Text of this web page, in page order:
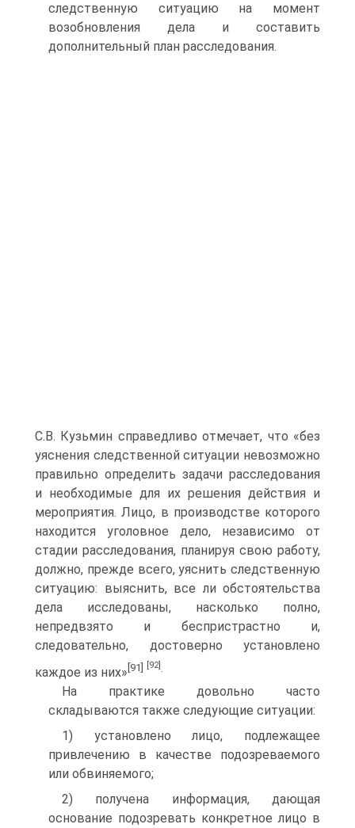
следственную ситуацию на момент
возобновления дела и составить
дополнительный план расследования.
С.В. Кузьмин справедливо отмечает, что «без
уяснения следственной ситуации невозможно
правильно определить задачи расследования
и необходимые для их решения действия и
мероприятия. Лицо, в производстве которого
находится уголовное дело, независимо от
стадии расследования, планируя свою работу,
должно, прежде всего, уяснить следственную
ситуацию: выяснить, все ли обстоятельства
дела исследованы, насколько полно,
непредвзято и беспристрастно и,
следовательно, достоверно установлено
каждое из них» [91] [92]
На практике довольно часто
складываются также следующие ситуации:
1) установлено лицо, подлежащее
привлечению в качестве подозреваемого
или обвиняемого;
2) получена информация, дающая
основание подозревать конкретное лицо в